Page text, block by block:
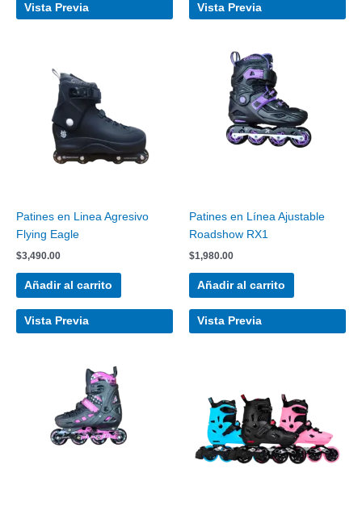
Vista Previa Vista Previa
Patines en Linea Agresivo
Flying Eagle
$3,490.00
Añadir al carrito
Vista Previa
Patines en Línea Ajustable
Roadshow RX1
$1,980.00
Añadir al carrito
Vista Previa